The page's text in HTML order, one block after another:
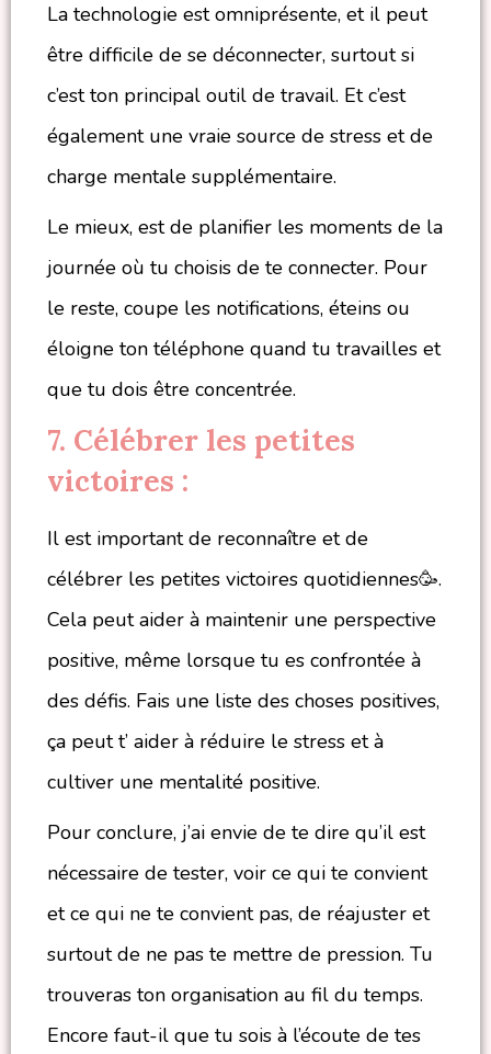
La technologie est omniprésente, et il peut
être difficile de se déconnecter, surtout si
c’est ton principal outil de travail. Et c’est
également une vraie source de stress et de
charge mentale supplémentaire.
Le mieux, est de planifier les moments de la
journée où tu choisis de te connecter. Pour
le reste, coupe les notifications, éteins ou
éloigne ton téléphone quand tu travailles et
que tu dois être concentrée.
7. Célébrer les petites
victoires :
Il est important de reconnaître et de
célébrer les petites victoires quotidiennes🥳.
Cela peut aider à maintenir une perspective
positive, même lorsque tu es confrontée à
des défis. Fais une liste des choses positives,
ça peut t’ aider à réduire le stress et à
cultiver une mentalité positive.
Pour conclure, j’ai envie de te dire qu’il est
nécessaire de tester, voir ce qui te convient
et ce qui ne te convient pas, de réajuster et
surtout de ne pas te mettre de pression. Tu
trouveras ton organisation au fil du temps.
Encore faut-il que tu sois à l’écoute de tes